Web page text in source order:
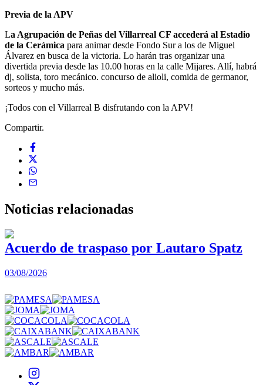
Previa de la APV
La Agrupación de Peñas del Villarreal CF accederá al Estadio
de la Cerámica para animar desde Fondo Sur a los de Miguel
Álvarez en busca de la victoria. Lo harán tras organizar una
divertida previa desde las 10.00 horas en la calle Mijares. Allí, habrá
dj, solista, toro mecánico. concurso de alioli, comida de germanor,
sorteos y mucho más.
¡Todos con el Villarreal B disfrutando con la APV!
Compartir.
Noticias relacionadas
Acuerdo de traspaso por Lautaro Spatz
03/08/2026